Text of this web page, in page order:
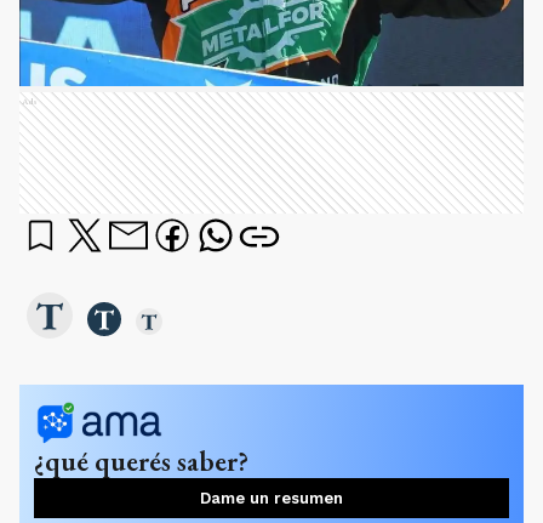
Ads
¿qué querés saber?
Dame un resumen